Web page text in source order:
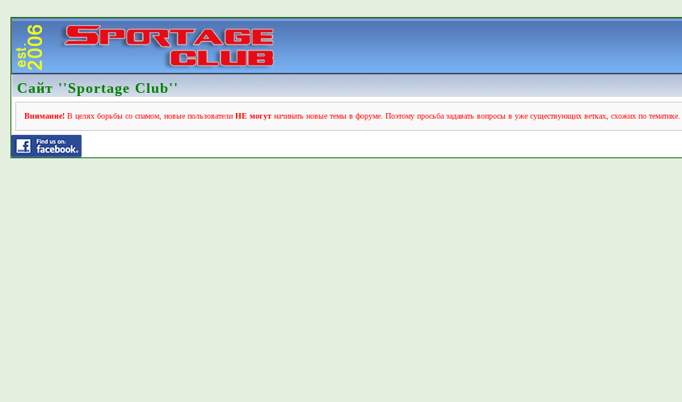
Сайт ''Sportage Club''
Внимание! В целях борьбы со спамом, новые пользователиНЕ могут начинать новые темы в форуме. Поэтому просьба задавать вопросы в уже существующих ветках, схожих по